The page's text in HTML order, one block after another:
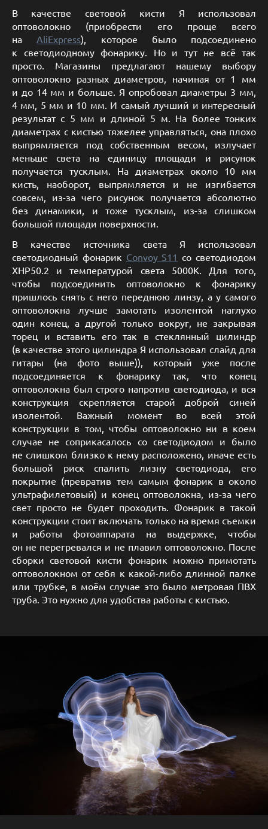
В качестве световой кисти Я использовал
оптоволокно (приобрести его проще всего
на AliExpress), которое было подсоединено
к светодиодному фонарику. Но и тут не всё так
просто. Магазины предлагают нашему выбору
оптоволокно разных диаметров, начиная от 1 мм
и до 14 мм и больше. Я опробовал диаметры 3 мм,
4 мм, 5 мм и 10 мм. И самый лучший и интересный
результат с 5 мм и длиной 5 м. На более тонких
диаметрах с кистью тяжелее управляться, она плохо
выпрямляется под собственным весом, излучает
меньше света на единицу площади и рисунок
получается тусклым. На диаметрах около 10 мм
кисть, наоборот, выпрямляется и не изгибается
совсем, из-за чего рисунок получается абсолютно
без динамики, и тоже тусклым, из-за слишком
большой площади поверхности.
В качестве источника света Я использовал
светодиодный фонарик Convoy S11 со светодиодом
XHP50.2 и температурой света 5000K. Для того,
чтобы подсоединить оптоволокно к фонарику
пришлось снять с него переднюю линзу, а у самого
оптоволокна лучше замотать изолентой наглухо
один конец, а другой только вокруг, не закрывая
торец и вставить его так в стеклянный цилиндр
(в качестве этого цилиндра Я использовал слайд для
гитары (на фото выше)), который уже после
подсоединяется к фонарику так, что конец
оптоволокна был строго напротив светодиода, и вся
конструкция скрепляется старой доброй синей
изолентой. Важный момент во всей этой
конструкции в том, чтобы оптоволокно ни в коем
случае не соприкасалось со светодиодом и было
не слишком близко к нему расположено, иначе есть
большой риск спалить лизну светодиода, его
покрытие (превратив тем самым фонарик в около
ультрафилетовый) и конец оптоволокна, из-за чего
свет просто не будет проходить. Фонарик в такой
конструкции стоит включать только на время съемки
и работы фотоаппарата на выдержке, чтобы
он не перегревался и не плавил оптоволокно. После
сборки световой кисти фонарик можно примотать
оптоволокном от себя к какой-либо длинной палке
или трубке, в моём случае это было метровая ПВХ
труба. Это нужно для удобства работы с кистью.